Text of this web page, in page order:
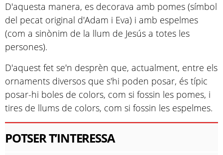
D'aquesta manera, es decorava amb pomes (símbol
del pecat original d'Adam i Eva) i amb espelmes
(com a sinònim de la llum de Jesús a totes les
persones).
D'aquest fet se'n desprèn que, actualment, entre els
ornaments diversos que s'hi poden posar, és típic
posar-hi boles de colors, com si fossin les pomes, i
tires de llums de colors, com si fossin les espelmes.
POTSER T’INTERESSA